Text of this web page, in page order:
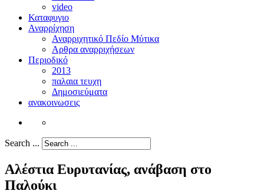
video
Καταφυγιο
Αναρρίχηση
Αναρριχητικό Πεδίο Μύτικα
Αρθρα αναρριχήσεων
Περιοδικό
2013
παλαια τευχη
Δημοσιεύματα
ανακοινωσεις
Search ...
Αλέστια Ευρυτανίας, ανάβαση στο
Παλούκι